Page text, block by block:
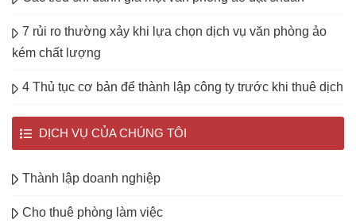
7 rủi ro thường xảy khi lựa chọn dịch vụ văn phòng ảo
kém chất lượng
4 Thủ tục cơ bản để thành lập công ty trước khi thuê dịch
DỊCH VỤ CỦA CHÚNG TÔI
Thành lập doanh nghiệp
Cho thuê phòng làm việc